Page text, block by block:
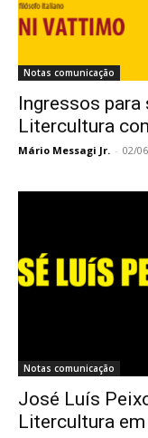
Notas comunicação
Ingressos para
Litercultura
Mário Messagi Jr. - 02/
Notas comunicação
José Luís
Litercultura